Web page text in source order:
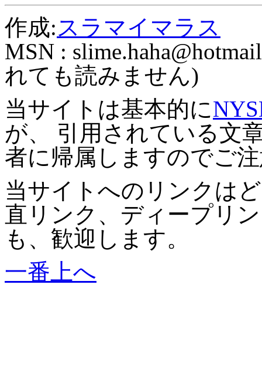
作成:スラマイマラス
MSN :
れても読みません)
当サイトは基本的に
が、 引用されている文
者に帰属しますのでご
当サイトへのリンクは
直リンク、ディープリ
も、歓迎します。
一番上へ